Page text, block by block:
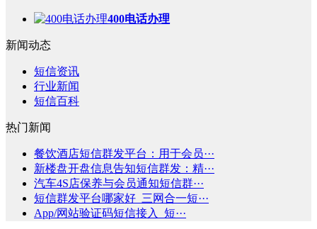
400电话办理
新闻动态
短信资讯
行业新闻
短信百科
热门新闻
餐饮酒店短信群发平台：用于会员···
新楼盘开盘信息告知短信群发：精···
汽车4S店保养与会员通知短信群···
短信群发平台哪家好_三网合一短···
App/网站验证码短信接入_短···